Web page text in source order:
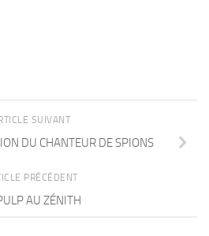
SUIVANT
DU CHANTEUR DE SPIONS
PRÉCÉDENT
AU ZÉNITH